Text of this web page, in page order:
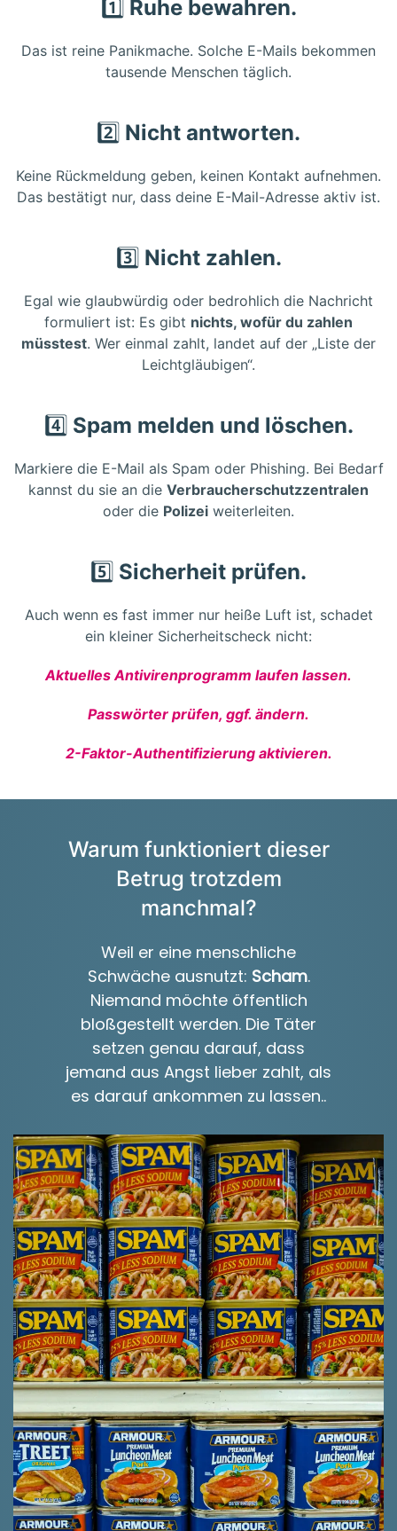
1️⃣ Ruhe bewahren.
Das ist reine Panikmache. Solche E-Mails bekommen
tausende Menschen täglich.
2️⃣ Nicht antworten.
Keine Rückmeldung geben, keinen Kontakt aufnehmen.
Das bestätigt nur, dass deine E-Mail-Adresse aktiv ist.
3️⃣ Nicht zahlen.
Egal wie glaubwürdig oder bedrohlich die Nachricht
formuliert ist: Es gibt nichts, wofür du zahlen
müsstest. Wer einmal zahlt, landet auf der „Liste der
Leichtgläubigen“.
4️⃣ Spam melden und löschen.
Markiere die E-Mail als Spam oder Phishing. Bei Bedarf
kannst du sie an die Verbraucherschutzzentralen
oder die Polizei weiterleiten.
5️⃣ Sicherheit prüfen.
Auch wenn es fast immer nur heiße Luft ist, schadet
ein kleiner Sicherheitscheck nicht:
Aktuelles Antivirenprogramm laufen lassen.
Passwörter prüfen, ggf. ändern.
2-Faktor-Authentifizierung aktivieren.
Warum funktioniert dieser
Betrug trotzdem
manchmal?
Weil er eine menschliche
Schwäche ausnutzt: Scham.
Niemand möchte öffentlich
bloßgestellt werden. Die Täter
setzen genau darauf, dass
jemand aus Angst lieber zahlt, als
es darauf ankommen zu lassen..